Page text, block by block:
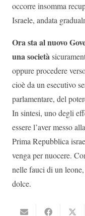
occorre insomma
Israele, andata
Ora sta al nuovo
una società
oppure procedere
cioè da un esecutivo
parlamentare, del
In sintesi, uno degli
essere l’aver messo
Prima Repubblica
venga per nuocere.
nelle fauci di un leone,
dolce.